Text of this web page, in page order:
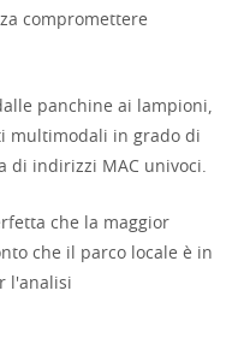
compromettere
panchine ai lampioni,
multimodali in grado di
di indirizzi MAC univoci.
che la maggior
che il parco locale è in
l'analisi